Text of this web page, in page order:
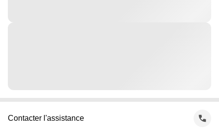
Contacter l'assistance